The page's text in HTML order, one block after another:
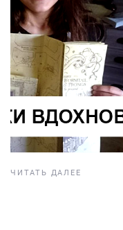
ЧИТАТЬ ДАЛЕЕ